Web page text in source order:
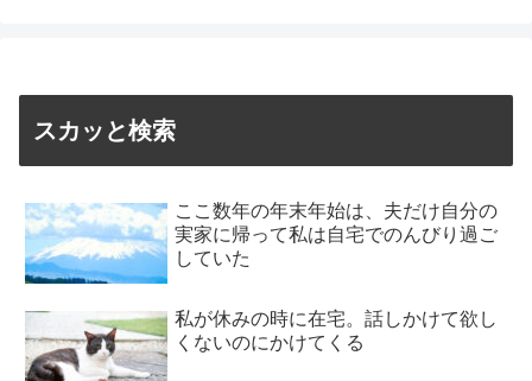
スカッと検索
ここ数年の年末年始は、夫だけ自分の
実家に帰って私は自宅でのんびり過ご
していた
私が休みの時に在宅。話しかけて欲し
くないのにかけてくる